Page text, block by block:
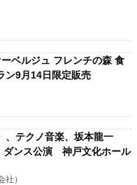
ベルジュ フレンチの森 食
ン9月14日限定販売
、テクノ音楽、坂本龍一
ンス公演 神戸文化ホール
）